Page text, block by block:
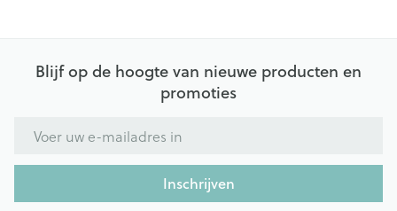
Blijf op de hoogte van nieuwe producten en
promoties
Inschrijven